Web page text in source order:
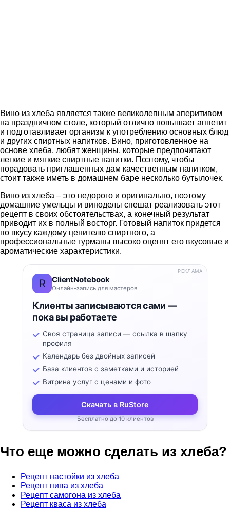
Вино из хлеба является также великолепным аперитивом
на праздничном столе, который отлично повышает аппетит
и подготавливает организм к употреблению основных блюд
и других спиртных напитков. Вино, приготовленное на
основе хлеба, любят женщины, которые предпочитают
легкие и мягкие спиртные напитки. Поэтому, чтобы
порадовать приглашенных дам качественным напитком,
стоит также иметь в домашнем баре несколько бутылочек.
Вино из хлеба – это недорого и оригинально, поэтому
домашние умельцы и виноделы спешат реализовать этот
рецепт в своих обстоятельствах, а конечный результат
приводит их в полный восторг. Готовый напиток придется
по вкусу каждому ценителю спиртного, а
профессиональные гурманы высоко оценят его вкусовые и
ароматические характеристики.
R ClientNotebook
Онлайн-запись для мастеров
Клиенты записываются сами —
пока вы работаете
Своя страница записи — ссылка в шапку
профиля
Календарь без двойных записей
База клиентов с заметками и историей
Витрина услуг с ценами и фото
Скачать в RuStore
Бесплатно до 10 клиентов
РЕКЛАМА
Что еще можно сделать из хлеба?
Рецепт настойки из хлеба
Рецепт пива из хлеба
Рецепт самогона из хлеба
Рецепт кваса из хлеба